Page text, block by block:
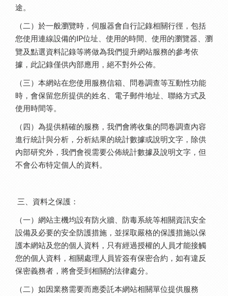
途。
（二）於一般瀏覽時，伺服器會自行記錄相關行徑，包括
您使用連線設備的 IP位址、使用的時間、使用的瀏覽器、瀏
覽及點選資料記錄等將做為我們提升網站服務的參考依
據，此記錄僅供內部應用，絕不對外公佈。
（三）本網站在您使用服務信箱、問卷調查等互動性功能
時，會保留您所提供的姓名、電子郵件地址、聯絡方式及
使用時間等。
（四）為提供精確的服務，我們會將收集的問卷調查內容
進行統計與分析，分析結果的統計數據或說明文字，除供
內部研究外，我們會視需要公佈統計數據及說明文字，但
不會公布特定個人的資料。
三、資料之保護：
（一）網站主機均設有防火牆、防毒系統等相關資訊安全
設備及必要的安全防護措施，並採取嚴格的保護措施以保
護本網站及您的個人資料，只有經過授權的人員才能接觸
您的個人資料，相關處理人員皆簽有保密合約，如有違反
保密義務者，將會受到相關的法律處分。
（二）如因業務需要而應委託本網站相關單位提供服務